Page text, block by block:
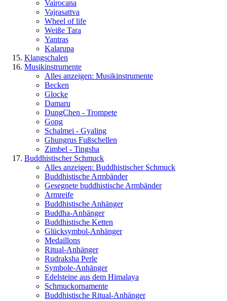
Vairocana
Vajrasattva
Wheel of life
Weiße Tara
Yantras
Kalarupa
Klangschalen
Musikinstrumente
Alles anzeigen: Musikinstrumente
Becken
Glocke
Damaru
DungChen - Trompete
Gong
Schalmei - Gyaling
Ghungrus Fußschellen
Zimbel - Tingsha
Buddhistischer Schmuck
Alles anzeigen: Buddhistischer Schmuck
Buddhistische Armbänder
Gesegnete buddhistische Armbänder
Armreife
Buddhistische Anhänger
Buddha-Anhänger
Buddhistische Ketten
Glücksymbol-Anhänger
Medaillons
Ritual-Anhänger
Rudraksha Perle
Symbole-Anhänger
Edelsteine aus dem Himalaya
Schmuckornamente
Buddhistische Ritual-Anhänger